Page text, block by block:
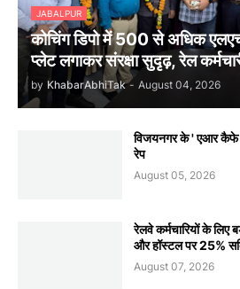
JABALPUR
कोचिंग डिपो में 500 से अधिक
प्लेट लगाकर संरक्षा सुदृढ़, रेल
by KhabarAbhiTak - August 04, 2026
विजयनगर के ' एआर कैफे '
रेप
August 05, 2026
रेलवे कर्मचारियों के लिए
और हॉस्टल पर 25%
August 07, 2026